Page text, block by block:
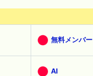
無料メンバー
AI